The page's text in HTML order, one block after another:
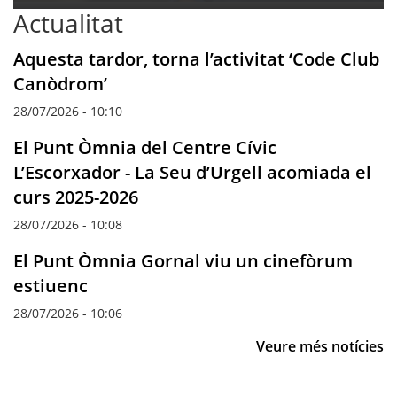
Actualitat
Aquesta tardor, torna l’activitat ‘Code Club
Canòdrom’
28/07/2026 - 10:10
El Punt Òmnia del Centre Cívic
L’Escorxador - La Seu d’Urgell acomiada el
curs 2025-2026
28/07/2026 - 10:08
El Punt Òmnia Gornal viu un cinefòrum
estiuenc
28/07/2026 - 10:06
Veure més notícies